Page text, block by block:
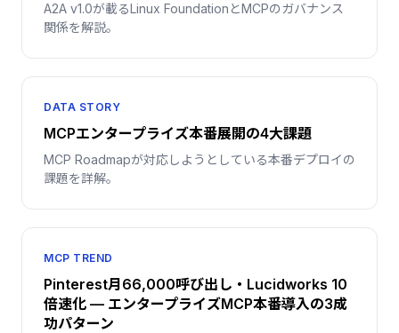
A2A v1.0が載るLinux FoundationとMCPのガバナンス
関係を解説。
DATA STORY
MCPエンタープライズ本番展開の4大課題
MCP Roadmapが対応しようとしている本番デプロイの
課題を詳解。
MCP TREND
Pinterest月66,000呼び出し・Lucidworks 10
倍速化 — エンタープライズMCP本番導入の3成
功パターン